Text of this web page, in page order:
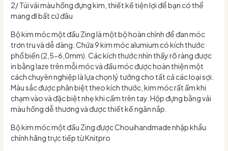
2/ Túi vải màu hồng đựng kim, thiết kế tiện lợi để bạn có thể
mang đi bất cứ đâu
Bộ kim móc một đầu Zing là một bộ hoàn chỉnh để đan móc
trơn tru và dễ dàng. Chứa 9 kim móc alumium có kích thước
phổ biến (2,5-6,0mm). Các kích thước nhìn thấy rõ ràng được
in bằng laze trên mỗi móc và đầu móc được hoàn thiện một
cách chuyên nghiệp là lựa chọn lý tưởng cho tất cả các loại sợi.
Màu sắc được phân biệt theo kích thước, kim móc rất ấm khi
chạm vào và đặc biệt nhẹ khi cầm trên tay. Hộp đựng bằng vải
màu hồng dễ thương và được thiết kế ngăn nắp.
Bộ kim móc một đầu Zing được Chouihandmade nhập khẩu
chính hãng trực tiếp từ Knitpro